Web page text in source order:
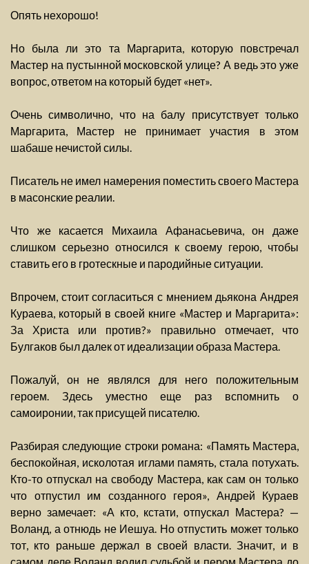
Опять нехорошо!
Но была ли это та Маргарита, которую повстречал
Мастер на пустынной московской улице? А ведь это уже
вопрос, ответом на который будет «нет».
Очень символично, что на балу присутствует только
Маргарита, Мастер не принимает участия в этом
шабаше нечистой силы.
Писатель не имел намерения поместить своего Мастера
в масонские реалии.
Что же касается Михаила Афанасьевича, он даже
слишком серьезно относился к своему герою, чтобы
ставить его в гротескные и пародийные ситуации.
Впрочем, стоит согласиться с мнением дьякона Андрея
Кураева, который в своей книге «Мастер и Маргарита»:
За Христа или против?» правильно отмечает, что
Булгаков был далек от идеализации образа Мастера.
Пожалуй, он не являлся для него положительным
героем. Здесь уместно еще раз вспомнить о
самоиронии, так присущей писателю.
Разбирая следующие строки романа: «Память Мастера,
беспокойная, исколотая иглами память, стала потухать.
Кто-то отпускал на свободу Мастера, как сам он только
что отпустил им созданного героя», Андрей Кураев
верно замечает: «А кто, кстати, отпускал Мастера? —
Воланд, а отнюдь не Иешуа. Но отпустить может только
тот, кто раньше держал в своей власти. Значит, и в